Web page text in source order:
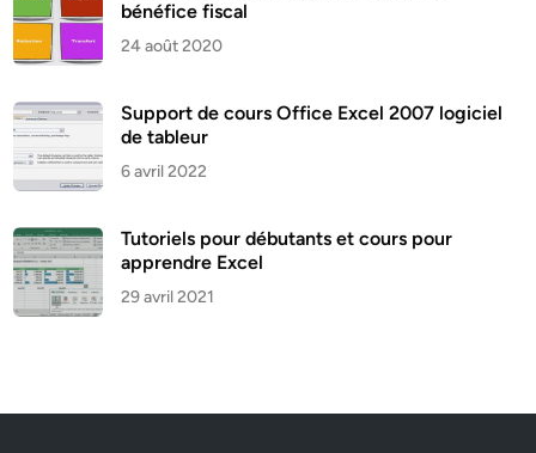
bénéfice fiscal
24 août 2020
Support de cours Office Excel 2007 logiciel
de tableur
6 avril 2022
Tutoriels pour débutants et cours pour
apprendre Excel
29 avril 2021